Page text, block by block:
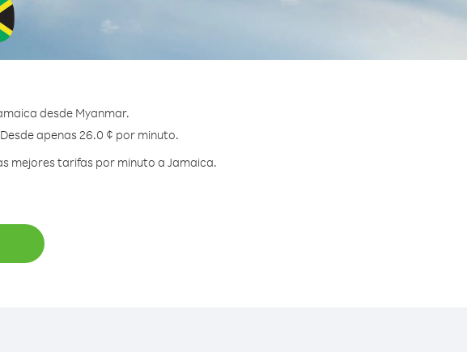
desde Myanmar.
apenas 26.0 ¢ por minuto.
mejores tarifas por minuto a Jamaica.